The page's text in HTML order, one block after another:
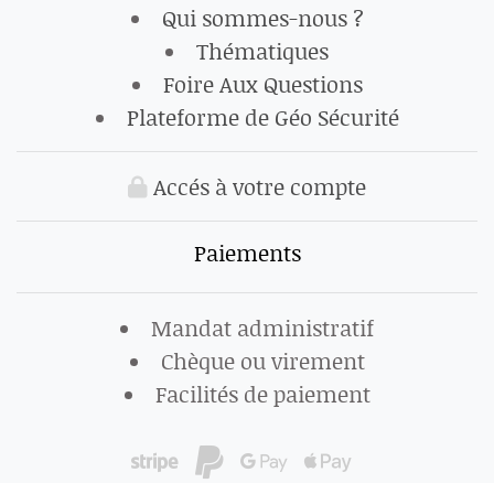
Qui sommes-nous ?
Thématiques
Foire Aux Questions
Plateforme de Géo Sécurité
Accés à votre compte
Paiements
Mandat administratif
Chèque ou virement
Facilités de paiement